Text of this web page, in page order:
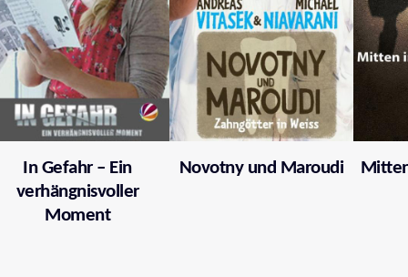
In Gefahr – Ein
verhängnisvoller
Moment
Novotny und Maroudi